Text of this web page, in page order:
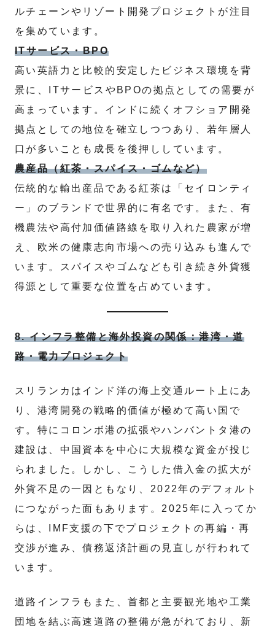
ルチェーンやリゾート開発プロジェクトが注目
を集めています。
ITサービス・BPO
高い英語力と比較的安定したビジネス環境を背
景に、ITサービスやBPOの拠点としての需要が
高まっています。インドに続くオフショア開発
拠点としての地位を確立しつつあり、若年層人
口が多いことも成長を後押ししています。
農産品（紅茶・スパイス・ゴムなど）
伝統的な輸出産品である紅茶は「セイロンティ
ー」のブランドで世界的に有名です。また、有
機農法や高付加価値路線を取り入れた農家が増
え、欧米の健康志向市場への売り込みも進んで
います。スパイスやゴムなども引き続き外貨獲
得源として重要な位置を占めています。
8. インフラ整備と海外投資の関係：港湾・道
路・電力プロジェクト
スリランカはインド洋の海上交通ルート上にあ
り、港湾開発の戦略的価値が極めて高い国で
す。特にコロンボ港の拡張やハンバントタ港の
建設は、中国資本を中心に大規模な資金が投じ
られました。しかし、こうした借入金の拡大が
外貨不足の一因ともなり、2022年のデフォルト
につながった面もあります。2025年に入ってか
らは、IMF支援の下でプロジェクトの再編・再
交渉が進み、債務返済計画の見直しが行われて
います。
道路インフラもまた、首都と主要観光地や工業
団地を結ぶ高速道路の整備が急がれており、新